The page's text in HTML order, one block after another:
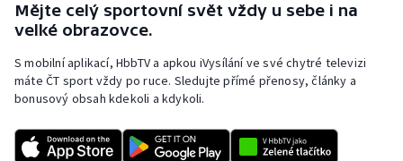
Mějte celý sportovní svět vždy u sebe i na
velké obrazovce.
S mobilní aplikací, HbbTV a apkou iVysílání ve své chytré televizi
máte ČT sport vždy po ruce. Sledujte přímé přenosy, články a
bonusový obsah kdekoli a kdykoli.